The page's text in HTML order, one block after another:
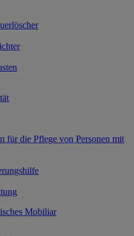
für die Pflege von Personen mit
Mobiliar